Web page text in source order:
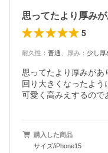
5
耐久性 ： 普通 厚み ： 少し厚
思ってたより厚みが
回り大きくなったよう
可愛く高みえするので
購入した商品
サイズ/iPhone15